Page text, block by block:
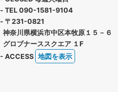
- TEL 090-1581-9104
- 〒231-0821
神奈川県横浜市中区本牧原１５－６
グロブナーススクエア １F
- ACCESS 地図を表示